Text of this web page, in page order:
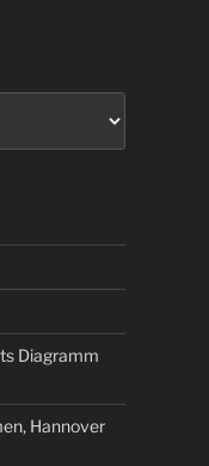
Diagramm
Hannover